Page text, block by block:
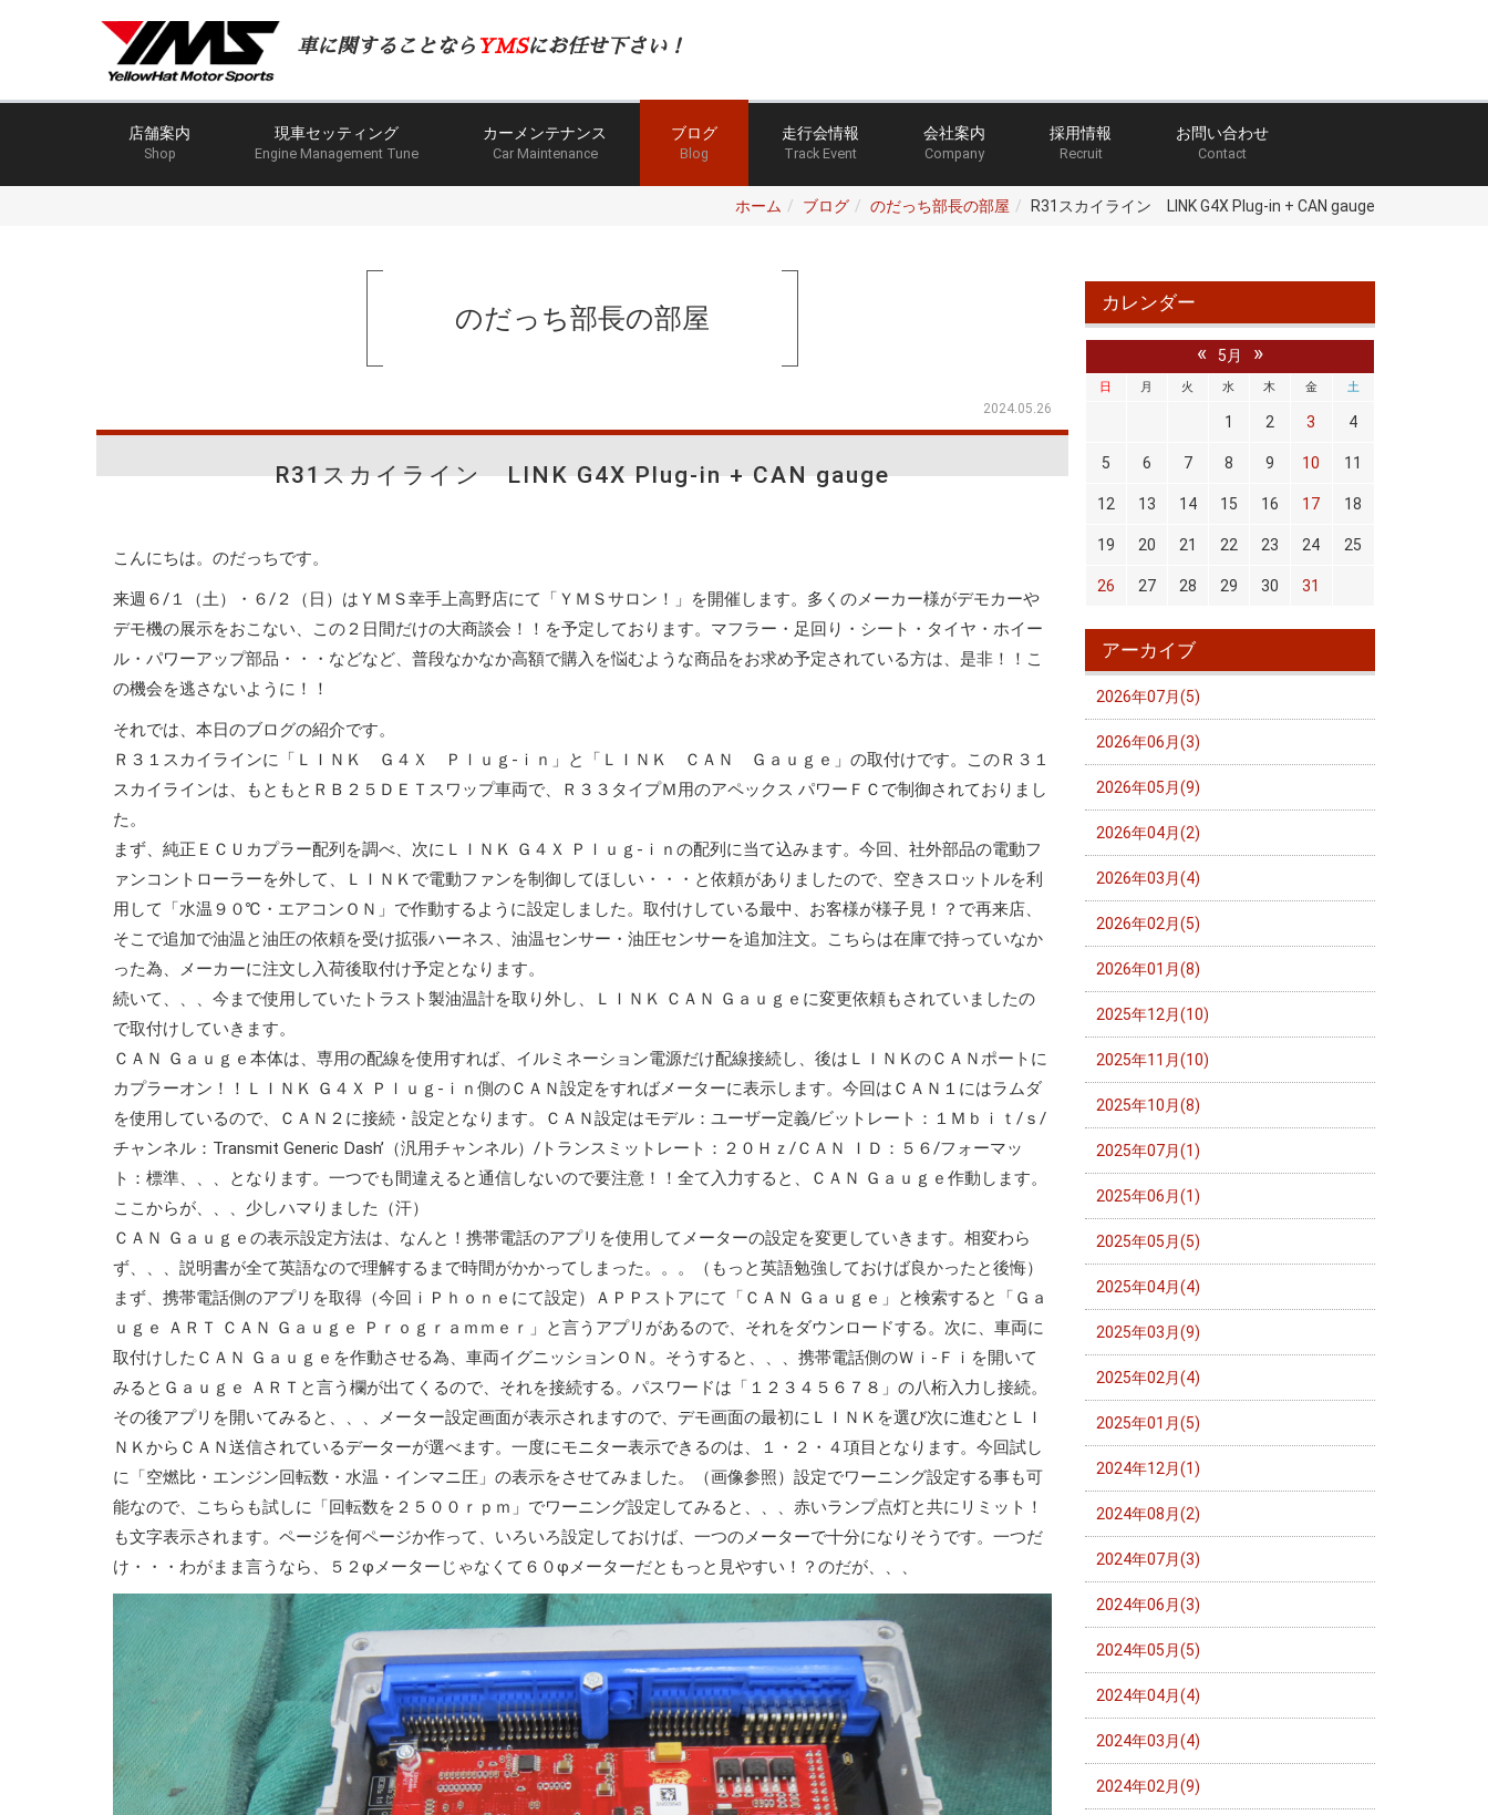
車に関することなら YMSにお任せ下さい！
店舗案内
Shop
現車セッティング
Engine Management Tune
カーメンテナンス
Car Maintenance
ブログ
Blog
走行会情報
Track Event
会社案内
Company
採用情報
Recruit
お問い合わせ
Contact
ホーム ブログ のだっち部長の部屋 R31スカイライン LINK G4X Plug-in + CAN gauge
のだっち部長の部屋
2024.05.26
R31スカイライン LINK G4X Plug-in + CAN gauge
こんにちは。のだっちです。
来週６/１（土）・６/２（日）はＹＭＳ幸手上高野店にて「ＹＭＳサロン！」を開催します。多くのメーカー様がデモカーや
デモ機の展示をおこない、この２日間だけの大商談会！！を予定しております。マフラー・足回り・シート・タイヤ・ホイー
ル・パワーアップ部品・・・などなど、普段なかなか高額で購入を悩むような商品をお求め予定されている方は、是非！！こ
の機会を逃さないように！！
それでは、本日のブログの紹介です。
Ｒ３１スカイラインに「ＬＩＮＫ Ｇ４Ｘ Ｐｌｕｇ-ｉｎ」と「ＬＩＮＫ ＣＡＮ Ｇａｕｇｅ」の取付けです。このＲ３１
スカイラインは、もともとＲＢ２５ＤＥＴスワップ車両で、Ｒ３３タイプＭ用のアペックス パワーＦＣで制御されておりまし
た。
まず、純正ＥＣＵカプラー配列を調べ、次にＬＩＮＫ Ｇ４Ｘ Ｐｌｕｇ-ｉｎの配列に当て込みます。今回、社外部品の電動フ
ァンコントローラーを外して、ＬＩＮＫで電動ファンを制御してほしい・・・と依頼がありましたので、空きスロットルを利
用して「水温９０℃・エアコンＯＮ」で作動するように設定しました。取付けしている最中、お客様が様子見！？で再来店、
そこで追加で油温と油圧の依頼を受け拡張ハーネス、油温センサー・油圧センサーを追加注文。こちらは在庫で持っていなか
った為、メーカーに注文し入荷後取付け予定となります。
続いて、、、今まで使用していたトラスト製油温計を取り外し、ＬＩＮＫ ＣＡＮ Ｇａｕｇｅに変更依頼もされていましたの
で取付けしていきます。
ＣＡＮ Ｇａｕｇｅ本体は、専用の配線を使用すれば、イルミネーション電源だけ配線接続し、後はＬＩＮＫのＣＡＮポートに
カプラーオン！！ＬＩＮＫ Ｇ４Ｘ Ｐｌｕｇ-ｉｎ側のＣＡＮ設定をすればメーターに表示します。今回はＣＡＮ１にはラムダ
を使用しているので、ＣＡＮ２に接続・設定となります。ＣＡＮ設定はモデル：ユーザー定義/ビットレート：１Ｍｂｉｔ/ｓ/
チャンネル：Transmit Generic Dash’（汎用チャンネル）/トランスミットレート：２０Ｈｚ/ＣＡＮ ＩＤ：５６/フォーマッ
ト：標準、、、となります。一つでも間違えると通信しないので要注意！！全て入力すると、ＣＡＮ Ｇａｕｇｅ作動します。
ここからが、、、少しハマりました（汗）
ＣＡＮ Ｇａｕｇｅの表示設定方法は、なんと！携帯電話のアプリを使用してメーターの設定を変更していきます。相変わら
ず、、、説明書が全て英語なので理解するまで時間がかかってしまった。。。（もっと英語勉強しておけば良かったと後悔）
まず、携帯電話側のアプリを取得（今回ｉＰｈｏｎｅにて設定）ＡＰＰストアにて「ＣＡＮ Ｇａｕｇｅ」と検索すると「Ｇａ
ｕｇｅ ＡＲＴ ＣＡＮ Ｇａｕｇｅ Ｐｒｏｇｒａｍｍｅｒ」と言うアプリがあるので、それをダウンロードする。次に、車両に
取付けしたＣＡＮ Ｇａｕｇｅを作動させる為、車両イグニッションＯＮ。そうすると、、、携帯電話側のＷｉ-Ｆｉを開いて
みるとＧａｕｇｅ ＡＲＴと言う欄が出てくるので、それを接続する。パスワードは「１２３４５６７８」の八桁入力し接続。
その後アプリを開いてみると、、、メーター設定画面が表示されますので、デモ画面の最初にＬＩＮＫを選び次に進むとＬＩ
ＮＫからＣＡＮ送信されているデーターが選べます。一度にモニター表示できるのは、１・２・４項目となります。今回試し
に「空燃比・エンジン回転数・水温・インマニ圧」の表示をさせてみました。（画像参照）設定でワーニング設定する事も可
能なので、こちらも試しに「回転数を２５００ｒｐｍ」でワーニング設定してみると、、、赤いランプ点灯と共にリミット！
も文字表示されます。ページを何ページか作って、いろいろ設定しておけば、一つのメーターで十分になりそうです。一つだ
け・・・わがまま言うなら、５２φメーターじゃなくて６０φメーターだともっと見やすい！？のだが、、、
カレンダー
« 5月 »
日 月 火 水 木 金 土
1 2 3 4
5 6 7 8 9 10 11
12 13 14 15 16 17 18
19 20 21 22 23 24 25
26 27 28 29 30 31
アーカイブ
2026年07月(5)
2026年06月(3)
2026年05月(9)
2026年04月(2)
2026年03月(4)
2026年02月(5)
2026年01月(8)
2025年12月(10)
2025年11月(10)
2025年10月(8)
2025年07月(1)
2025年06月(1)
2025年05月(5)
2025年04月(4)
2025年03月(9)
2025年02月(4)
2025年01月(5)
2024年12月(1)
2024年08月(2)
2024年07月(3)
2024年06月(3)
2024年05月(5)
2024年04月(4)
2024年03月(4)
2024年02月(9)